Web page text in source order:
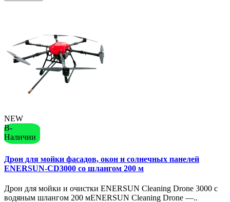
NEW
В-
Наличии
Дрон для мойки фасадов, окон и солнечных панелей
ENERSUN-CD3000 со шлангом 200 м
Дрон для мойки и очистки ENERSUN Cleaning Drone 3000 с
водяным шлангом 200 мENERSUN Cleaning Drone —..